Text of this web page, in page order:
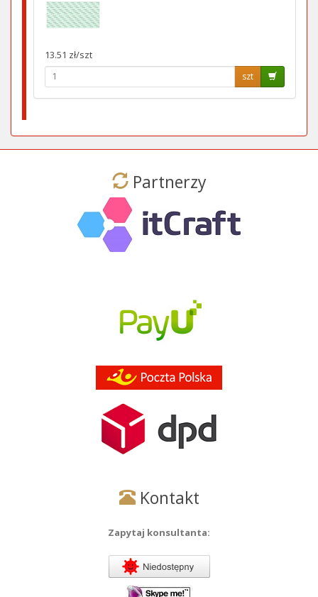
13.51 zł/szt
szt
Partnerzy
Kontakt
Zapytaj konsultanta: